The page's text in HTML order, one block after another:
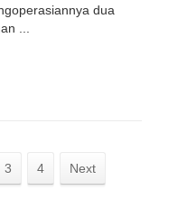
dua
...
3 4 Next